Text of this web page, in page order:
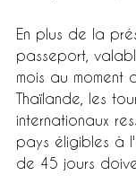
En plus de la
passeport,
mois au moment
Thaïlande, les
internationaux
pays éligibles à
de 45 jours